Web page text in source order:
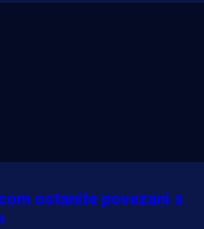
ostanite povezani s